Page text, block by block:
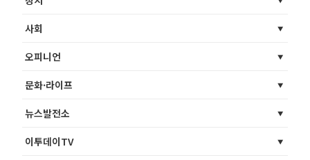
사회
오피니언
문화·라이프
뉴스발전소
이투데이TV